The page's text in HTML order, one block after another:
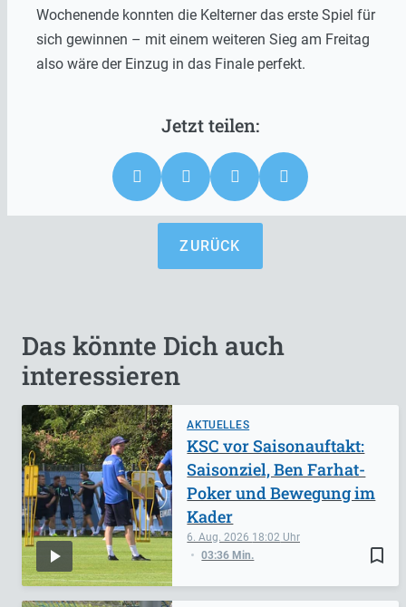
Wochenende konnten die Kelterner das erste Spiel für
sich gewinnen – mit einem weiteren Sieg am Freitag
also wäre der Einzug in das Finale perfekt.
ZURÜCK
Das könnte Dich auch
interessieren
AKTUELLES
bookmark_border
6. Aug. 2026 18:02
03:36 Min.
KSC vor Saisonauftakt:
Saisonziel, Ben Farhat-
Poker und Bewegung im
Kader